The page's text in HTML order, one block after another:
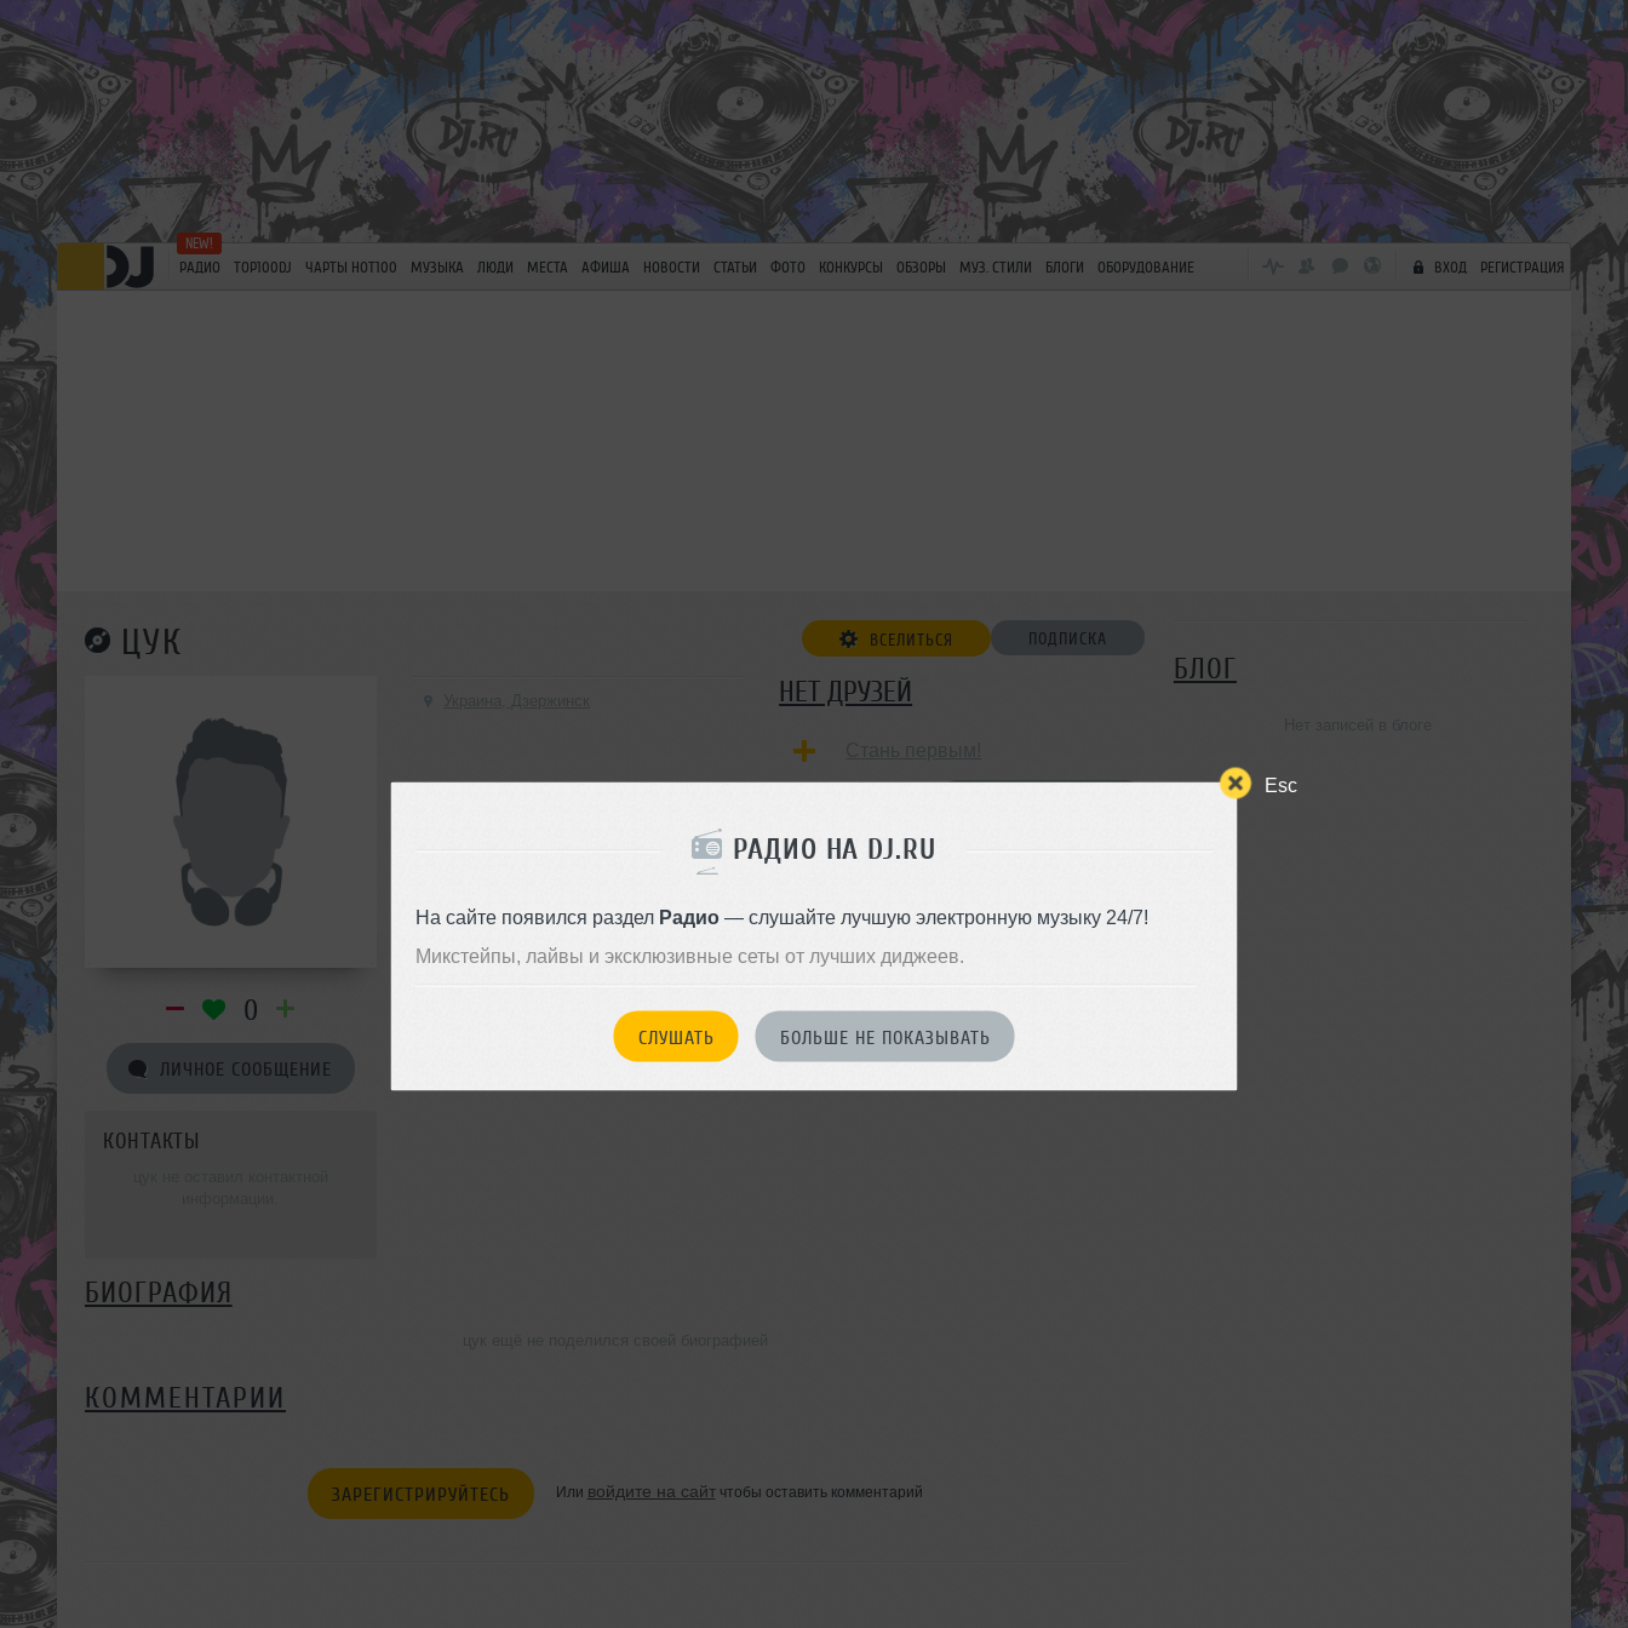
Esc
РАДИО НА DJ.RU
На сайте появился раздел Радио— слушайте лучшую электронную музыку 24/7!
Микстейпы, лайвы и эксклюзивные сеты от лучших диджеев.
СЛУШАТЬ БОЛЬШЕ НЕ ПОКАЗЫВАТЬ
РАДИО TOP100DJ ЧАРТЫ HOT100 МУЗЫКА ЛЮДИ МЕСТА АФИША НОВОСТИ СТАТЬИ ФОТО КОНКУРСЫ ОБЗОРЫ МУЗ. СТИЛИ БЛОГИ ОБОРУДОВАНИЕ ВХОД РЕГИСТРАЦИЯ
ЦУК ПОДПИСКА
ВСЕЛИТЬСЯ
0
ЛИЧНОЕ СООБЩЕНИЕ
КОНТАКТЫ
НЕТ ДРУЗЕЙ
БИОГРАФИЯ
КОММЕНТАРИИ
ЗАРЕГИСТРИРУЙТЕСЬ Или войдите на сайтчтобы оставить комментарий
БЛОГ